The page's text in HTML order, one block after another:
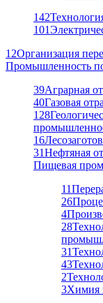
142
101
12Организация
Промышленность
39Аграрная
40Газовая
128
16
31Нефтяная
Пищевая
11
26
4
28
31
43
2
3Химия